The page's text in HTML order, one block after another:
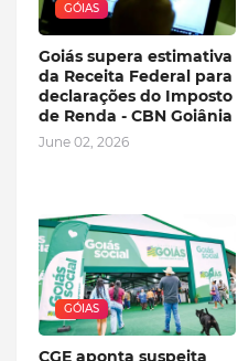
GÓIAS
Goiás supera estimativa
da Receita Federal para
declarações do Imposto
de Renda - CBN Goiânia
June 02, 2026
GÓIAS